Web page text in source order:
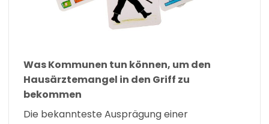
Was Kommunen tun können, um den
Hausärztemangel in den Griff zu
bekommen
Die bekannteste Ausprägung einer